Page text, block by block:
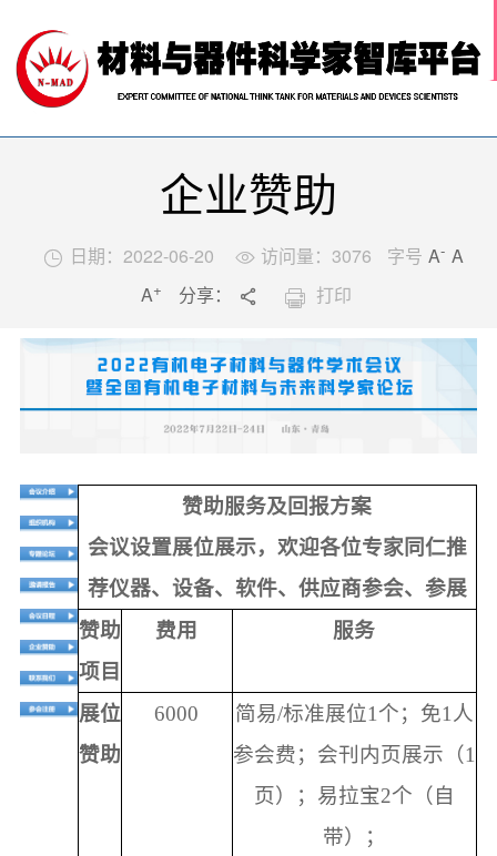

网站首页
关于我们
科技前沿
材料智库
行业推荐
企业赞助
 日期：2022-06-20  访问量： 3076 字号 A- A
A+ 分享：   打印

返回列表
赞助服务及回报方案
会议设置展位展示，欢迎各位专家同仁推
荐仪器、设备、软件、供应商参会、参展
赞助
项目
费用 服务
展位
赞助
6000 简易/标准展位1个；免1人
参会费； 会刊内页展示 （1
页）；易拉宝2个（自
带）；